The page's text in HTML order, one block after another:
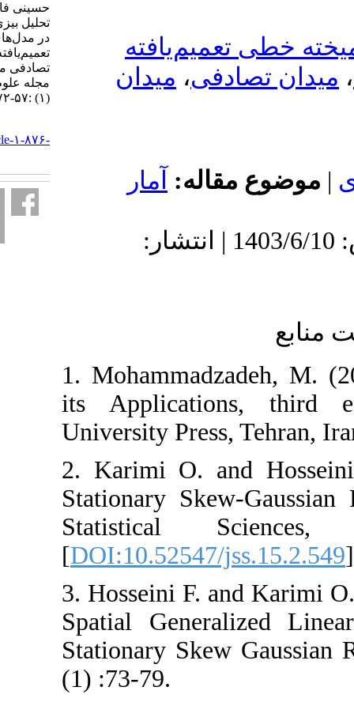
،میدان
آمار
دریافت: 1402/10/2 | پذیرش: 1403/6/10 | انتشار:
1.
its
University Press,
2. Karimi O.
Stationary
Statistical
[DOI:10.52547/
3. Hosseini F.
Spatial
Stationary Skew
(1) :73-79.
حسینی فاطمه، کریمی امید.
تحلیل بیزی متغیرهای پنهان
در مدل‌های آمیخته خطی
تعمیم‌یافته فضایی با میدان
تصادفی مانای چوله گاوسی.
مجله علوم آماری. ۱۴۰۳; ۱۸
http://jss.irstat.ir/article-۱-۸۷۶-